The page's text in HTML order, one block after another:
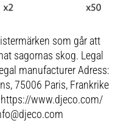
som går att
sagornas skog. Legal
manufacturer Adress:
75006 Paris, Frankrike
www.djeco.com/